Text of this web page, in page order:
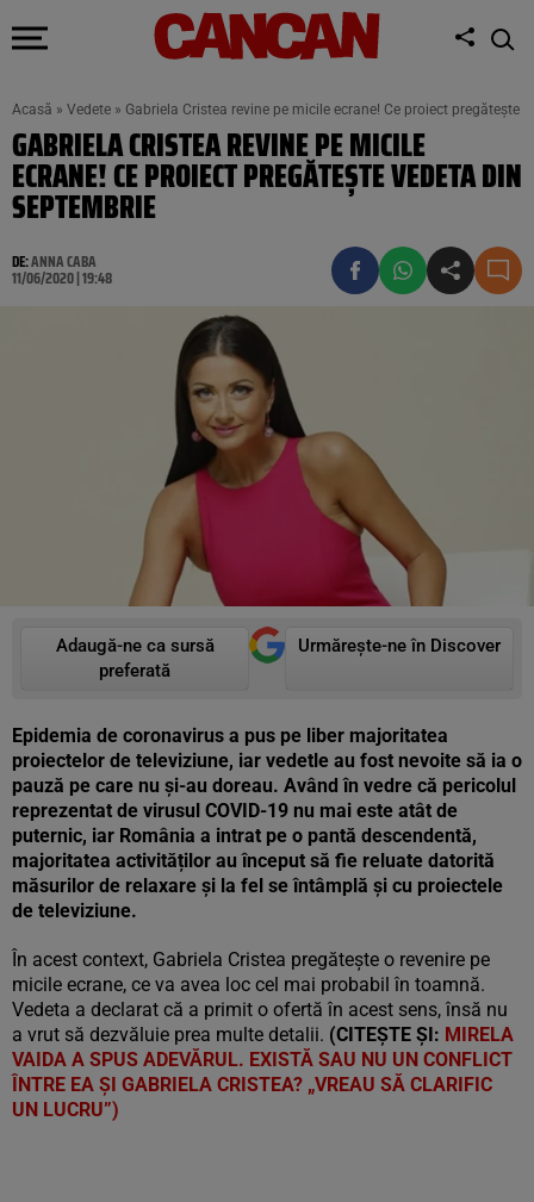
Acasă » Vedete » Gabriela Cristea revine pe micile ecrane! Ce proiect pregătește
GABRIELA CRISTEA REVINE PE MICILE
ECRANE! CE PROIECT PREGĂTEȘTE VEDETA DIN
SEPTEMBRIE
DE:ANNA CABA
11/06/2020 | 19:48
Adaugă-ne ca sursă
preferată
Urmărește-ne în Discover
Epidemia de coronavirus a pus pe liber majoritatea
proiectelor de televiziune, iar vedetle au fost nevoite să ia o
pauză pe care nu și-au doreau. Având în vedre că pericolul
reprezentat de virusul COVID-19 nu mai este atât de
puternic, iar România a intrat pe o pantă descendentă,
majoritatea activităților au început să fie reluate datorită
măsurilor de relaxare și la fel se întâmplă și cu proiectele
de televiziune.
În acest context, Gabriela Cristea pregătește o revenire pe
micile ecrane, ce va avea loc cel mai probabil în toamnă.
Vedeta a declarat că a primit o ofertă în acest sens, însă nu
a vrut să dezvăluie prea multe detalii. (CITEȘTE ȘI: MIRELA
VAIDA A SPUS ADEVĂRUL. EXISTĂ SAU NU UN CONFLICT
ÎNTRE EA ȘI GABRIELA CRISTEA? „VREAU SĂ CLARIFIC
UN LUCRU”)